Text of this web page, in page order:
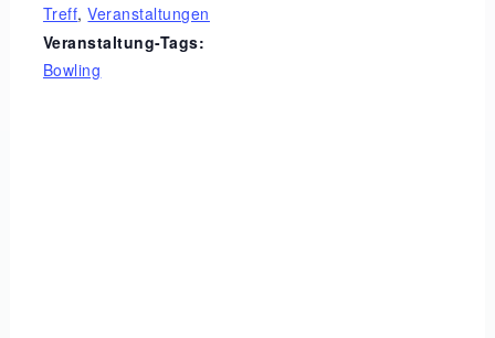
Treff,Veranstaltungen
Veranstaltung-Tags:
Bowling